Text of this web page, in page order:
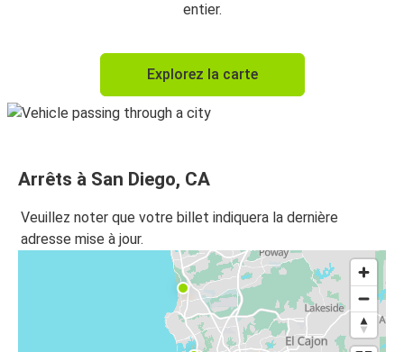
entier.
Explorez la carte
Arrêts à San Diego, CA
Veuillez noter que votre billet indiquera la dernière
adresse mise à jour.